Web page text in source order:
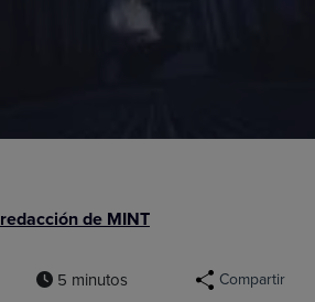
de MINT
5 minutos Compartir